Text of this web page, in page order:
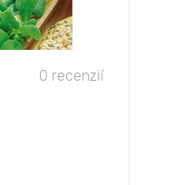
0 recenzií